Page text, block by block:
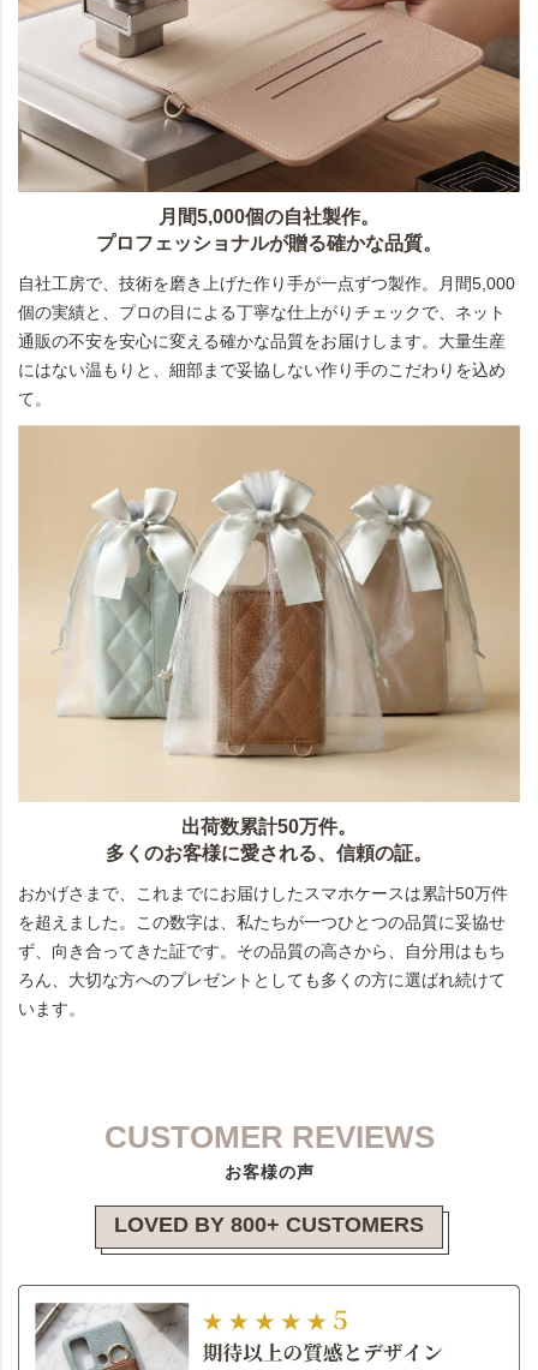
月間5,000個の自社製作。
プロフェッショナルが贈る確かな品質。
自社工房で、技術を磨き上げた作り手が一点ずつ製作。月間5,000
個の実績と、プロの目による丁寧な仕上がりチェックで、ネット
通販の不安を安心に変える確かな品質をお届けします。大量生産
にはない温もりと、細部まで妥協しない作り手のこだわりを込め
て。
出荷数累計50万件。
多くのお客様に愛される、信頼の証。
おかげさまで、これまでにお届けしたスマホケースは累計50万件
を超えました。この数字は、私たちが一つひとつの品質に妥協せ
ず、向き合ってきた証です。その品質の高さから、自分用はもち
ろん、大切な方へのプレゼントとしても多くの方に選ばれ続けて
います。
CUSTOMER REVIEWS
お客様の声
LOVED BY 800+ CUSTOMERS